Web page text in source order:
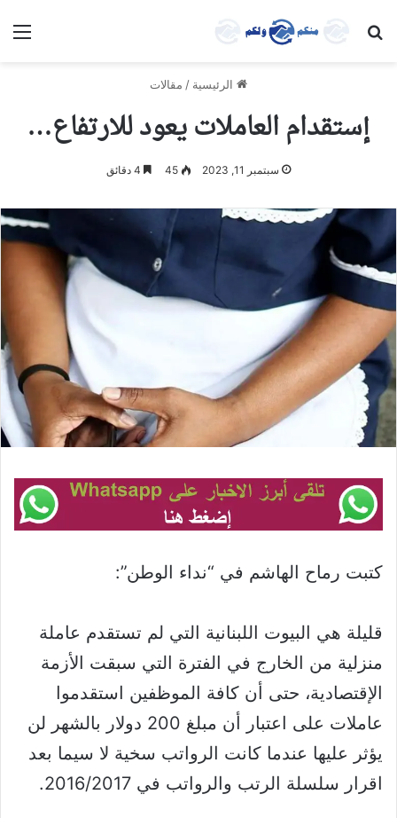
بحث عن
الرئيسية / مقالات
إستقدام العاملات يعود للارتفاع…
سبتمبر 11, 2023 45
كتبت رماح الهاشم في “نداء الوطن”:
قليلة هي البيوت اللبنانية التي لم تستقدم عاملة
منزلية من الخارج في الفترة التي سبقت الأزمة
الإقتصادية، حتى أن كافة الموظفين استقدموا
عاملات على اعتبار أن مبلغ 200 دولار بالشهر لن
يؤثر عليها عندما كانت الرواتب سخية لا سيما بعد
اقرار سلسلة الرتب والرواتب في 2016/2017.